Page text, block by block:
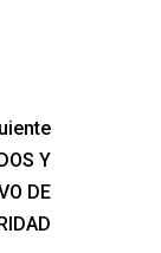
Y
DE